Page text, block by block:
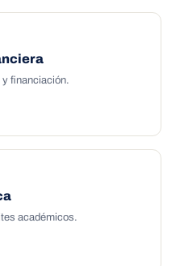
financiación.
académicos.